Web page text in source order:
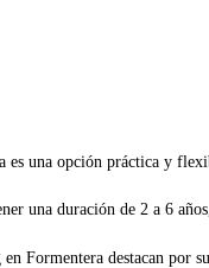
es una opción práctica y
una duración de 2 a 6
en Formentera destacan por